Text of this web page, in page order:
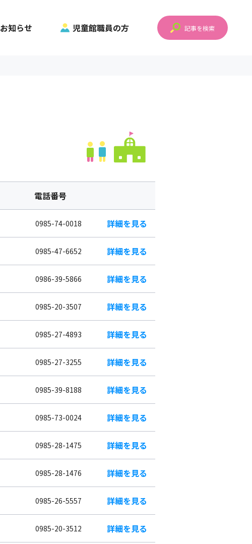
お知らせ 児童館職員の方 記事を検索
電話番号
0985-74-0018 詳細を見る
0985-47-6652 詳細を見る
0986-39-5866 詳細を見る
0985-20-3507 詳細を見る
0985-27-4893 詳細を見る
0985-27-3255 詳細を見る
0985-39-8188 詳細を見る
0985-73-0024 詳細を見る
0985-28-1475 詳細を見る
0985-28-1476 詳細を見る
0985-26-5557 詳細を見る
0985-20-3512 詳細を見る